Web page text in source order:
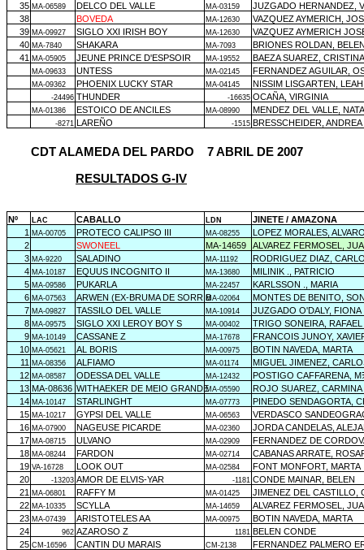
35 MA-06589 DELCO DEL VALLE MA-03159
JUZGADO HERNANDEZ,
38
BOVEDA MA-12630
VAZQUEZ AYMERICH,
39 MA-09927 SIGLO XXI IRISH BOY MA-12630
VAZQUEZ AYMERICH
40 MA-7840 SHAKARA MA-7093
BRIONES ROLDAN,
41 MA-05905 JEUNE PRINCE D'ESPSOIR MA-19552 BAEZA SUAREZ, CRISTINA
MA-09633 UNTESS MA-02145 FERNANDEZ AGUILAR,
MA-09362 PHOENIX LUCKY STAR MA-04145 NISSIM LISGARTEN, LEAH
-24496 THUNDER -16635 OCAÑA, VIRGINIA
MA-01386 ESTOICO DE ANCILES MA-08990 MENDEZ DEL VALLE,
-8271 LAREÑO -1515 BRESSCHEIDER, ANDREA
CDT ALAMEDA DEL PARDO 7 ABRIL DE 2007
RESULTADOS G-IV
Nº LAC CABALLO LDN
JINETE / AMAZONA
1 MA-00705 PROTECO CALIPSO III MA-08255
LOPEZ MORALES,
2
SWONEEL MA-14659
ALVAREZ FERMOSEL,
3 MA-9220 SALADINO MA-11192
RODRIGUEZ DIAZ,
4 MA-10187 EQUUS INCOGNITO II MA-13680
MILINIK ., PATRICIO
5 MA-09586 PUKARLA MA-22457
KARLSSON ., MARIA
6 MA-07563 ARWEN (EX-BRUMA DE SORRIBMA-02064
MONTES DE BENITO,
7 MA-09827 TASSILO DEL VALLE MA-10914
JUZGADO O'DALY, FIONA
8 MA-09575 SIGLO XXI LEROY BOY S MA-00402
TRIGO SONEIRA, RAFAEL
9 MA-10149 CASSANE Z MA-17678
FRANCOIS JUNOY,
10 MA-05621 AL BORIS MA-00975
BOTIN NAVEDA, MARTA
11 MA-08356 ALFIAMO MA-01174
MIGUEL JIMENEZ,
12 MA-08587 ODESSA DEL VALLE MA-12432
POSTIGO CAFFARENA, M
13 MA-08636 WITHAEKER DE MEIO GRANDEMA-05590
ROJO SUAREZ, CARMINA
14 MA-10147 STARLINGHT MA-07773
PINEDO SENDAGORTA,
15 MA-10217 GYPSI DEL VALLE MA-06563
VERDASCO
16 MA-07900 NAGEUSE PICARDE MA-02360
JORDA CANDELAS,
17 MA-08715 ULVANO MA-02909
FERNANDEZ DE
18 MA-08244 FARDON MA-02714
CABANAS ARRATE,
19 VA-16728 LOOK OUT MA-02584
FONT MONFORT, MARTA
20
-13203 AMOR DE ELVIS-YAR -1181 CONDE MAINAR, BELEN
21 MA-06801 RAFFY M MA-01425
JIMENEZ DEL CASTILLO,
22 MA-10335 SCYLLA MA-14659
ALVAREZ FERMOSEL,
23 MA-07439 ARISTOTELES AA MA-00975
BOTIN NAVEDA, MARTA
24
962 AZAROSO Z 1181 BELEN CONDE
25 CM-16596 CANTIN DU MARAIS CM-2138
FERNANDEZ PALMERO